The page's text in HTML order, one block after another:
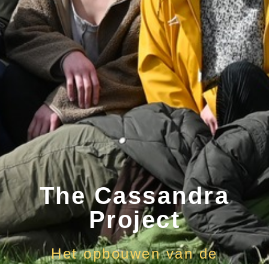
The Cassandra
Project
Het opbouwen van de